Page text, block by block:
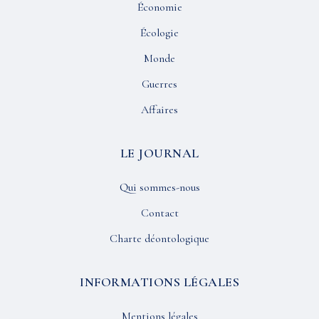
Économie
Écologie
Monde
Guerres
Affaires
LE JOURNAL
Qui sommes-nous
Contact
Charte déontologique
INFORMATIONS LÉGALES
Mentions légales